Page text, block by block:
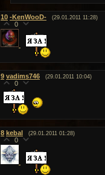
10 -KenWooD- (29.01.2011 11:28)
0
9 vadims746 (29.01.2011 10:04)
0
8 kebal (29.01.2011 01:28)
0